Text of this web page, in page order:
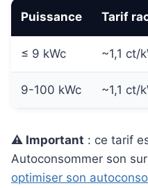
Puissance Tarif
≤ 9 kWc ~1,1 ct/
9-100 kWc ~1,1 ct/
⚠️ Important : ce tarif
Autoconsommer son
optimiser son